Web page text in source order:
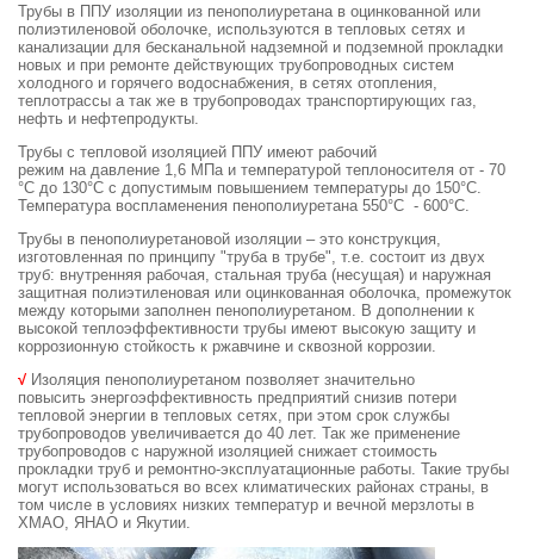
Трубы в ППУ изоляции из пенополиуретана в оцинкованной или
полиэтиленовой оболочке, используются в тепловых сетях и
канализации для бесканальной надземной и подземной прокладки
новых и при ремонте действующих трубопроводных систем
холодного и горячего водоснабжения, в сетях отопления,
теплотрассы а так же в трубопроводах транспортирующих газ,
нефть и нефтепродукты.
Трубы с тепловой изоляцией ППУ имеют рабочий
режим на давление 1,6 МПа и температурой теплоносителя от - 70
°С до 130°С с допустимым повышением температуры до 150°С.
Температура воспламенения пенополиуретана 550°С - 600°С.
Трубы в пенополиуретановой изоляции – это конструкция,
изготовленная по принципу "труба в трубе", т.е. состоит из двух
труб: внутренняя рабочая, стальная труба (несущая) и наружная
защитная полиэтиленовая или оцинкованная оболочка, промежуток
между которыми заполнен пенополиуретаном. В дополнении к
высокой теплоэффективности трубы имеют высокую защиту и
коррозионную стойкость к ржавчине и сквозной коррозии.
√ Изоляция пенополиуретаном позволяет значительно
повысить энергоэффективность предприятий снизив потери
тепловой энергии в тепловых сетях, при этом срок службы
трубопроводов увеличивается до 40 лет. Так же применение
трубопроводов с наружной изоляцией снижает стоимость
прокладки труб и ремонтно-эксплуатационные работы. Такие трубы
могут использоваться во всех климатических районах страны, в
том числе в условиях низких температур и вечной мерзлоты в
ХМАО, ЯНАО и Якутии.